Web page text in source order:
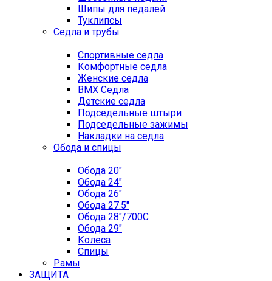
Шипы для педалей
Туклипсы
Седла и трубы
Спортивные седла
Комфортные седла
Женские седла
BMX Седла
Детские седла
Подседельные штыри
Подседельные зажимы
Накладки на седла
Обода и спицы
Обода 20"
Обода 24"
Обода 26"
Обода 27.5"
Обода 28"/700C
Обода 29"
Колеса
Спицы
Рамы
ЗАЩИТА